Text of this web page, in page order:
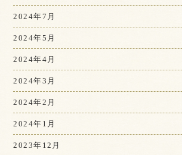
2024年7月
2024年5月
2024年4月
2024年3月
2024年2月
2024年1月
2023年12月